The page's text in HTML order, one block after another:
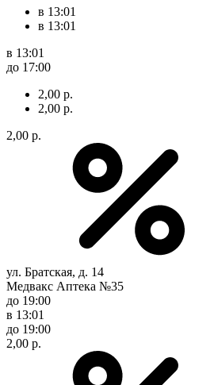
в 13:01
в 13:01
в 13:01
до 17:00
2,00 р.
2,00 р.
2,00 р.
ул. Братская, д. 14
Медвакс Аптека №35
до 19:00
в 13:01
до 19:00
2,00 р.